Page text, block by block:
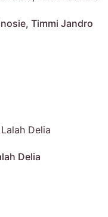
Timmi Jandro
Delia